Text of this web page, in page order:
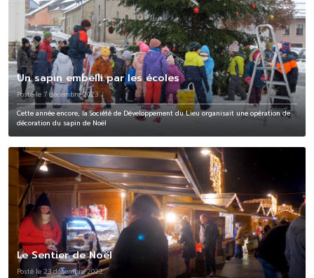
Un sapin embelli par les écoles
Posté le 7 décembre 2023
Cette année encore, la Société de Développement du Lieu organisait une opération de
décoration du sapin de Noël
Le Sentier de Noël
Posté le 23 décembre 2022